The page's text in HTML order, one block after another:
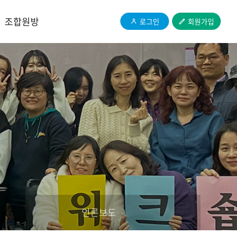
조합원방 로그인 회원가입
언론보도